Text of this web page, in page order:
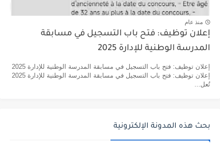
منذ عام
إعلان توظيف: فتح باب التسجيل في مسابقة
المدرسة الوطنية للإدارة 2025
إعلان توظيف: فتح باب التسجيل في مسابقة المدرسة الوطنية للإدارة 2025
إعلان توظيف: فتح باب التسجيل في مسابقة المدرسة الوطنية للإدارة 2025
تُعل...
بحث هذه المدونة الإلكترونية